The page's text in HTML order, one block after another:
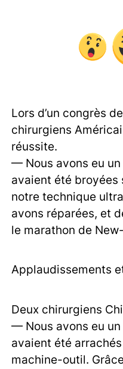
Lors d’un congrès
chirurgiens
réussite.
— Nous avons eu
avaient été broyées
notre technique
avons réparées, et
le marathon de
Applaudissements
Deux chirurgiens
— Nous avons eu
avaient été
machine-outil.